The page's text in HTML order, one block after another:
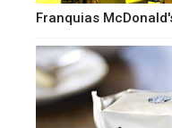
Franquias